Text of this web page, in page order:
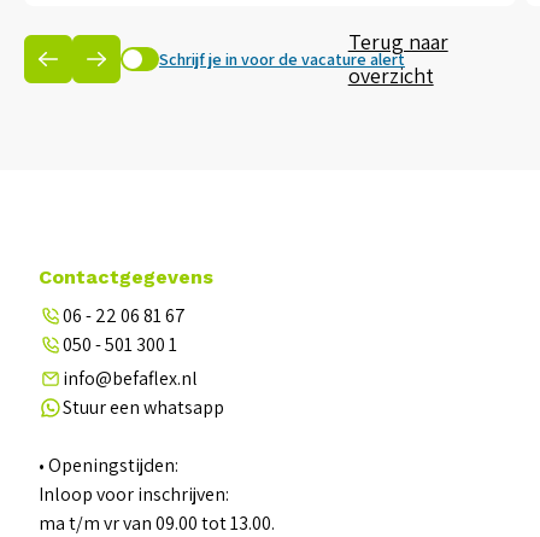
transport in binnen- en buitenland, opslag […]
Schrijf je in voor de vacature alert
Terug naar
overzicht
Contactgegevens
06 - 22 06 81 67
050 - 501 300 1
info@befaflex.nl
Stuur een whatsapp
• Openingstijden:
Inloop voor inschrijven:
ma t/m vr van 09.00 tot 13.00.